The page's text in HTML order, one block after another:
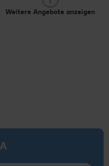
Weitere Angebote anzeigen